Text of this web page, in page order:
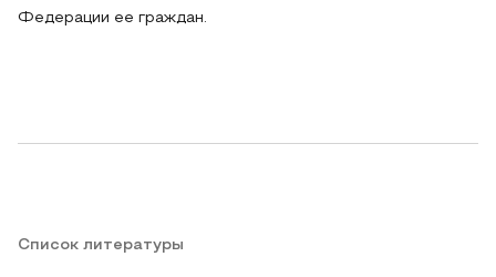
Федерации ее граждан.
Список литературы